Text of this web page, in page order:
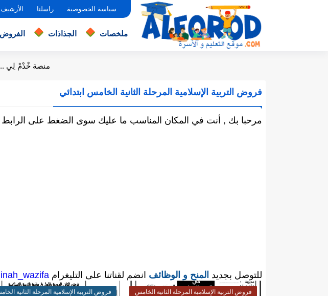
سياسة الخصوصية راسلنا الأرشيف
ملخصات الجذاذات الفروض
منصة خْدْمْ لِي
فروض التربية الإسلامية المرحلة الثانية الخامس ابتدائي
مرحبا بك , أنت في المكان المناسب ما عليك سوى الضغط على الرابط
للتوصل بجديد المنح و الوظائف انضم لقناتنا على التليغرام
فروض التربية الإسلامية المرحلة الثانية الخامس
فروض التربية الإسلامية المرحلة الثانية